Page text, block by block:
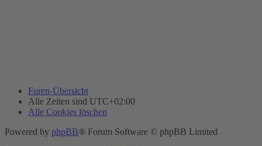
Foren-Übersicht
Alle Zeiten sind UTC+02:00
Alle Cookies löschen
Powered by phpBB® Forum Software © phpBB Limited